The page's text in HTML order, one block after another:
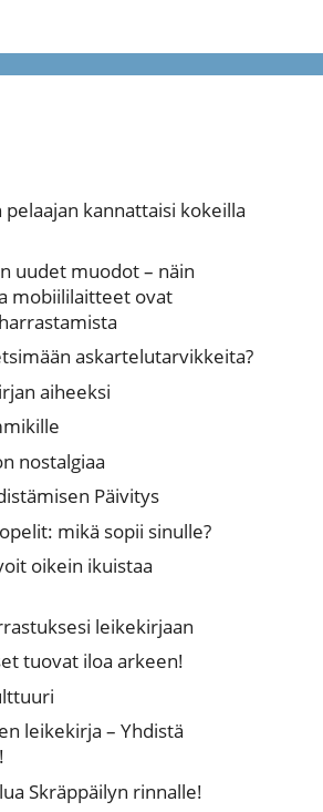
pelaajan kannattaisi kokeilla
uudet muodot – näin
mobiililaitteet ovat
askartelutarvikkeita?
aiheeksi
nostalgiaa
Päivitys
mikä sopii sinulle?
oikein ikuistaa
leikekirjaan
tuovat iloa arkeen!
leikekirja – Yhdistä
Skräppäilyn rinnalle!